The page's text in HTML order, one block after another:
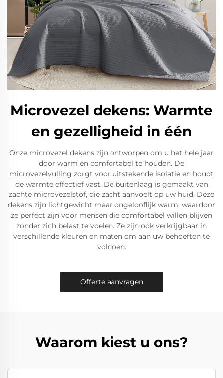
Microvezel dekens: Warmte
en gezelligheid in één
Onze microvezel dekens zijn ontworpen om u het hele jaar
door warm en comfortabel te houden. De
microvezelvulling zorgt voor uitstekende isolatie en houdt
de warmte effectief vast. De buitenlaag is gemaakt van
zachte microvezelstof, die zacht aanvoelt op uw huid. Deze
dekens zijn lichtgewicht maar ongelooflijk warm, waardoor
ze perfect zijn voor mensen die comfortabel willen blijven
zonder zich belast te voelen. Ze zijn ook verkrijgbaar in
verschillende kleuren en maten om aan uw behoeften te
voldoen.
Offerte aanvragen
Waarom kiest u ons?